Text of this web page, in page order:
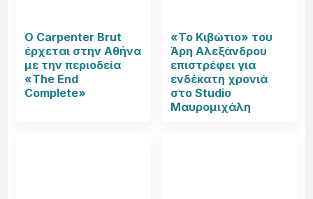
Ο Carpenter Brut
έρχεται στην Αθήνα
με την περιοδεία
«The End
Complete»
«Το Κιβώτιο» του
Άρη Αλεξάνδρου
επιστρέφει για
ενδέκατη χρονιά
στο Studio
Μαυρομιχάλη